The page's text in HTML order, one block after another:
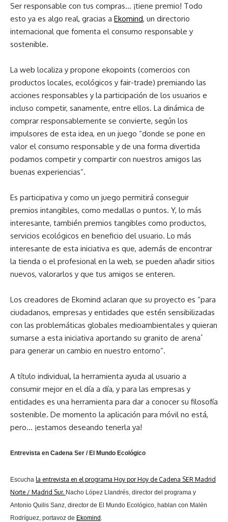
Ser responsable con tus compras… ¡tiene premio! Todo
esto ya es algo real, gracias a Ekomind, un directorio
internacional que fomenta el consumo responsable y
sostenible.
La web localiza y propone ekopoints (comercios con
productos locales, ecológicos y fair-trade) premiando las
acciones responsables y la participación de los usuarios e
incluso competir, sanamente, entre ellos. La dinámica de
comprar responsablemente se convierte, según los
impulsores de esta idea, en un juego “donde se pone en
valor el consumo responsable y de una forma divertida
podamos competir y compartir con nuestros amigos las
buenas experiencias”.
Es participativa y como un juego permitirá conseguir
premios intangibles, como medallas o puntos. Y, lo más
interesante, también premios tangibles como productos,
servicios ecológicos en beneficio del usuario. Lo más
interesante de esta iniciativa es que, además de encontrar
la tienda o el profesional en la web, se pueden añadir sitios
nuevos, valorarlos y que tus amigos se enteren.
Los creadores de Ekomind aclaran que su proyecto es “para
ciudadanos, empresas y entidades que estén sensibilizadas
con las problemáticas globales medioambientales y quieran
sumarse a esta iniciativa aportando su granito de arena´
para generar un cambio en nuestro entorno”.
A título individual, la herramienta ayuda al usuario a
consumir mejor en el día a día, y para las empresas y
entidades es una herramienta para dar a conocer su filosofía
sostenible. De momento la aplicación para móvil no está,
pero… ¡estamos deseando tenerla ya!
Entrevista en Cadena Ser / El Mundo Ecológico
Escucha la entrevista en el programa Hoy por Hoy de Cadena SER Madrid
Norte / Madrid Sur. Nacho López Llandrés, director del programa y
Antonio Quilis Sanz, director de El Mundo Ecológico, hablan con Malén
Rodríguez, portavoz de Ekomind